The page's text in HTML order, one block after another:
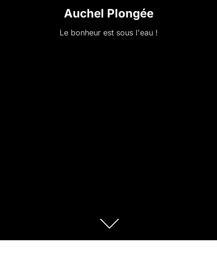
Auchel Plongée
Le bonheur est sous l'eau !
Descendre
au